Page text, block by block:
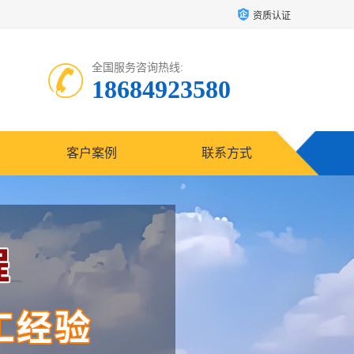
资质认证
全国服务咨询热线:
18684923580
客户案例 联系方式